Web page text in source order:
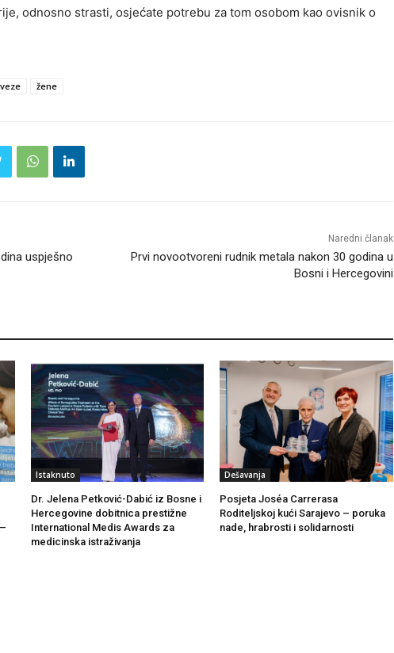
odnosno strasti, osjećate potrebu za tom osobom kao ovisnik o
veze žene
uspješno
Naredni članak
Prvi novootvoreni rudnik metala nakon 30 godina u
Bosni i Hercegovini
Istaknuto
Dr. Jelena Petković-Dabić iz Bosne i
Hercegovine dobitnica prestižne
International Medis Awards za
medicinska istraživanja
Dešavanja
Posjeta Joséa Carrerasa
Roditeljskoj kući Sarajevo – poruka
nade, hrabrosti i solidarnosti